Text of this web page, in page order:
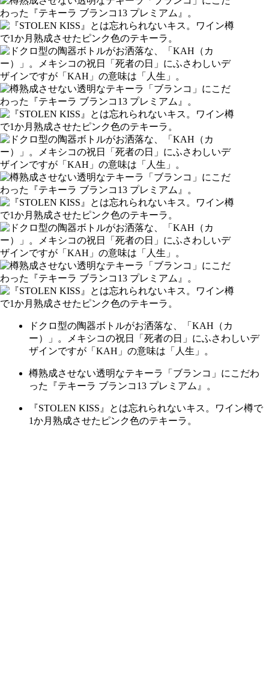
ドクロ型の陶器ボトルがお洒落な、「KAH（カ
ー）」。メキシコの祝日「死者の日」にふさわしいデ
ザインですが「KAH」の意味は「人生」。
樽熟成させない透明なテキーラ「ブランコ」にこだわ
った『テキーラ ブランコ13 プレミアム』。
『STOLEN KISS』とは忘れられないキス。ワイン樽で
1か月熟成させたピンク色のテキーラ。